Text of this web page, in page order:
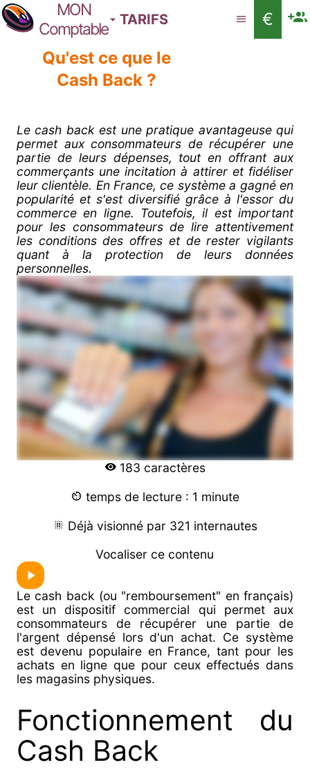
MON
Comptable
TARIFS
€
Qu'est ce que le
Cash Back ?
Le cash back est une pratique avantageuse qui
permet aux consommateurs de récupérer une
partie de leurs dépenses, tout en offrant aux
commerçants une incitation à attirer et fidéliser
leur clientèle. En France, ce système a gagné en
popularité et s'est diversifié grâce à l'essor du
commerce en ligne. Toutefois, il est important
pour les consommateurs de lire attentivement
les conditions des offres et de rester vigilants
quant à la protection de leurs données
personnelles.
183 caractères
temps de lecture : 1 minute
Déjà visionné par 321 internautes
Vocaliser ce contenu
Le cash back (ou "remboursement" en français)
est un dispositif commercial qui permet aux
consommateurs de récupérer une partie de
l'argent dépensé lors d'un achat. Ce système
est devenu populaire en France, tant pour les
achats en ligne que pour ceux effectués dans
les magasins physiques.
Fonctionnement du
Cash Back